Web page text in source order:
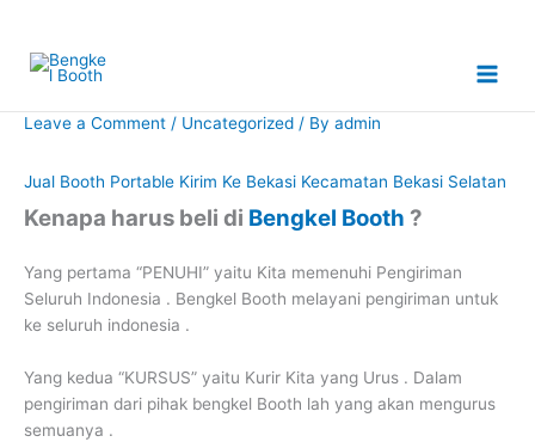
content
Leave a Comment / Uncategorized / By admin
Jual Booth Portable Kirim Ke Bekasi Kecamatan Bekasi Selatan
Kenapa harus beli di Bengkel Booth ?
Yang pertama “PENUHI” yaitu Kita memenuhi Pengiriman
Seluruh Indonesia . Bengkel Booth melayani pengiriman untuk
ke seluruh indonesia .
Yang kedua “KURSUS” yaitu Kurir Kita yang Urus . Dalam
pengiriman dari pihak bengkel Booth lah yang akan mengurus
semuanya .